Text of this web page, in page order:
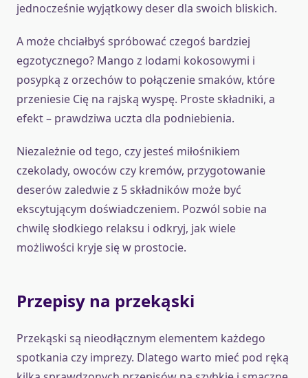
jednocześnie wyjątkowy deser dla swoich bliskich.
A może chciałbyś spróbować czegoś bardziej
egzotycznego? Mango z lodami kokosowymi i
posypką z orzechów to połączenie smaków, które
przeniesie Cię na rajską wyspę. Proste składniki, a
efekt – prawdziwa uczta dla podniebienia.
Niezależnie od tego, czy jesteś miłośnikiem
czekolady, owoców czy kremów, przygotowanie
deserów zaledwie z 5 składników może być
ekscytującym doświadczeniem. Pozwól sobie na
chwilę słodkiego relaksu i odkryj, jak wiele
możliwości kryje się w prostocie.
Przepisy na przekąski
Przekąski są nieodłącznym elementem każdego
spotkania czy imprezy. Dlatego warto mieć pod ręką